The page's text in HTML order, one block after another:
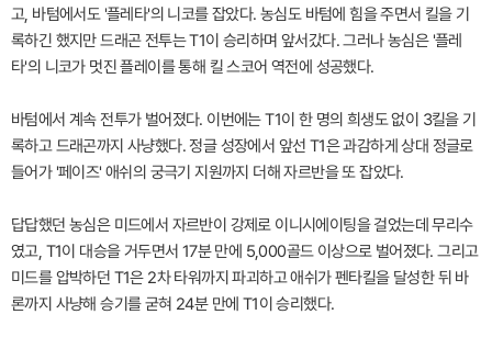
고, 바텀에서도 '플레타'의 니코를 잡았다. 농심도 바텀에 힘을 주면서 킬을 기
록하긴 했지만 드래곤 전투는 T1이 승리하며 앞서갔다. 그러나 농심은 '플레
타'의 니코가 멋진 플레이를 통해 킬 스코어 역전에 성공했다.
바텀에서 계속 전투가 벌어졌다. 이번에는 T1이 한 명의 희생도 없이 3킬을 기
록하고 드래곤까지 사냥했다. 정글 성장에서 앞선 T1은 과감하게 상대 정글로
들어가 '페이즈' 애쉬의 궁극기 지원까지 더해 자르반을 또 잡았다.
답답했던 농심은 미드에서 자르반이 강제로 이니시에이팅을 걸었는데 무리수
였고, T1이 대승을 거두면서 17분 만에 5,000골드 이상으로 벌어졌다. 그리고
미드를 압박하던 T1은 2차 타워까지 파괴하고 애쉬가 펜타킬을 달성한 뒤 바
론까지 사냥해 승기를 굳혀 24분 만에 T1이 승리했다.